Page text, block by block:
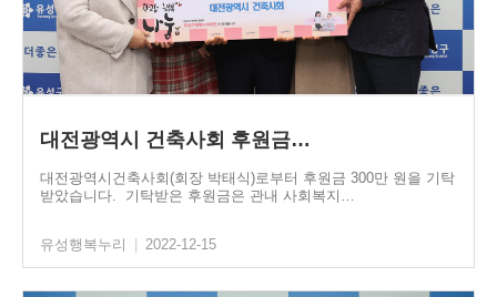
대전광역시 건축사회 후원금…
대전광역시건축사회(회장 박태식)로부터 후원금 300만 원을 기탁
받았습니다. 기탁받은 후원금은 관내 사회복지…
유성행복누리 2022-12-15